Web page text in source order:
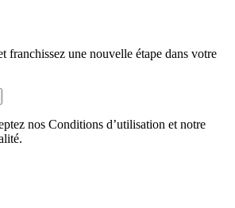
franchissez une nouvelle étape dans votre
nos Conditions d’utilisation et notre